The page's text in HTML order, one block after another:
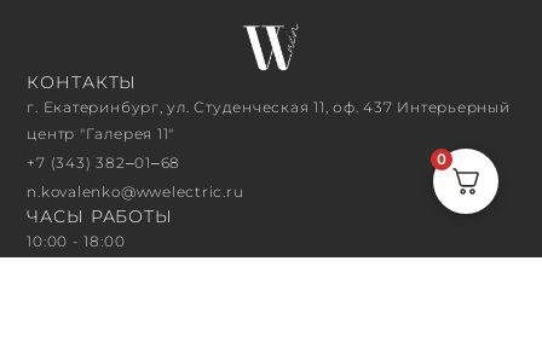
КОНТАКТЫ
г. Екатеринбург, ул. Студенческая 11, оф. 437 Интерьерный
центр "Галерея 11"
+7 (343) 382‒01‒68
n.kovalenko@wwelectric.ru
ЧАСЫ РАБОТЫ
10:00 - 18:00
0